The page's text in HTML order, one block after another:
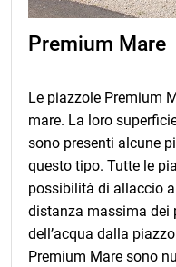
Premium Mare
Le piazzole Premium
mare. La loro
sono presenti alcune
questo tipo. Tutte le
possibilità di allaccio
distanza massima dei
dell’acqua dalla
Premium Mare sono